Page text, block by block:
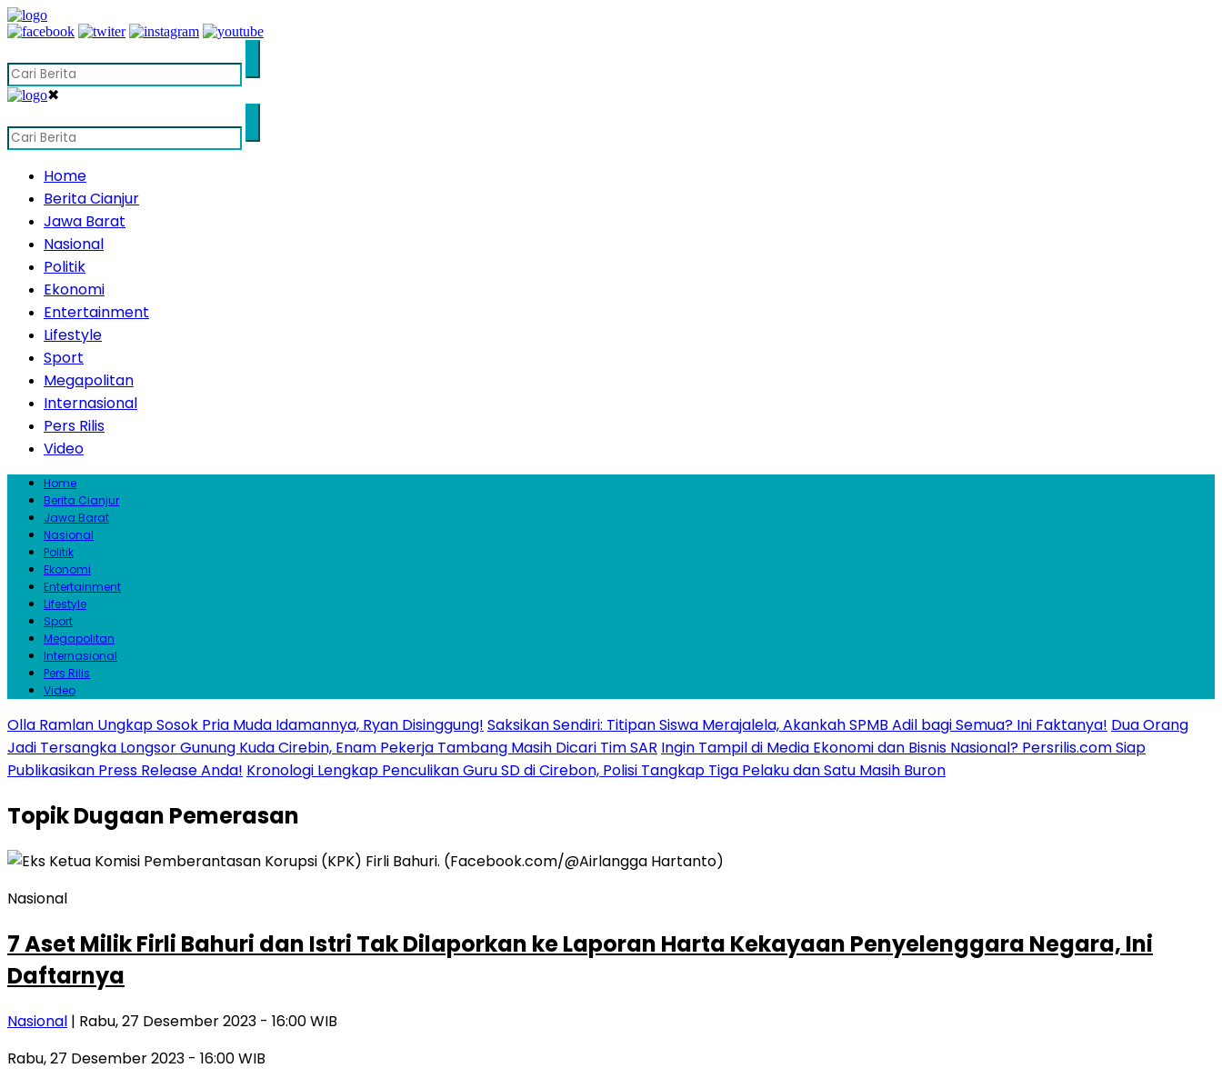
✖
Home
Berita Cianjur
Jawa Barat
Nasional
Politik
Ekonomi
Entertainment
Lifestyle
Sport
Megapolitan
Internasional
Pers Rilis
Video
Home
Berita Cianjur
Jawa Barat
Nasional
Politik
Ekonomi
Entertainment
Lifestyle
Sport
Megapolitan
Internasional
Pers Rilis
Video
Olla Ramlan Ungkap Sosok Pria Muda Idamannya, Ryan Disinggung! Saksikan Sendiri: Titipan Siswa Merajalela, Akankah SPMB Adil bagi Semua? Ini Faktanya! Dua Orang
Jadi Tersangka Longsor Gunung Kuda Cirebin, Enam Pekerja Tambang Masih Dicari Tim SAR Ingin Tampil di Media Ekonomi dan Bisnis Nasional? Persrilis.com Siap
Publikasikan Press Release Anda! Kronologi Lengkap Penculikan Guru SD di Cirebon, Polisi Tangkap Tiga Pelaku dan Satu Masih Buron
TopikDugaan Pemerasan
Nasional
7 Aset Milik Firli Bahuri dan Istri Tak Dilaporkan ke Laporan Harta Kekayaan Penyelenggara Negara, Ini
Daftarnya
Nasional | Rabu, 27 Desember 2023 - 16:00 WIB
Rabu, 27 Desember 2023 - 16:00 WIB